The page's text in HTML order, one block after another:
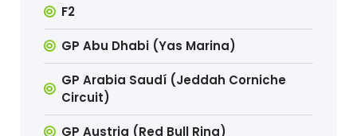
F2
GP Abu Dhabi (Yas Marina)
GP Arabia Saudí (Jeddah Corniche
Circuit)
GP Austria (Red Bull Ring)